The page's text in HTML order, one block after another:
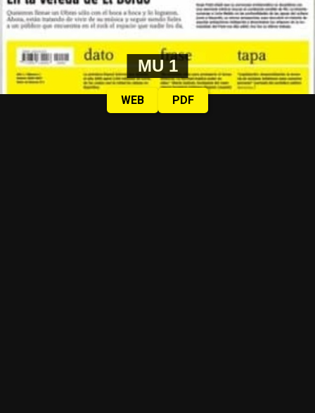
MU 1
WEB PDF